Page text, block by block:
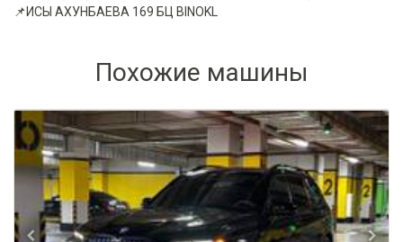
📌ИСЫ АХУНБАЕВА 169 БЦ BINOKL
Похожие машины